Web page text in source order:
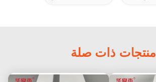
منتجات ذات صلة